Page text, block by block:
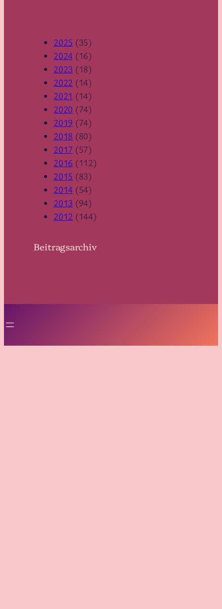
Beitragsarchiv
2025 (35)
2024 (16)
2023 (18)
2022 (14)
2021 (14)
2020 (74)
2019 (74)
2018 (80)
2017 (57)
2016 (112)
2015 (83)
2014 (54)
2013 (94)
2012 (144)